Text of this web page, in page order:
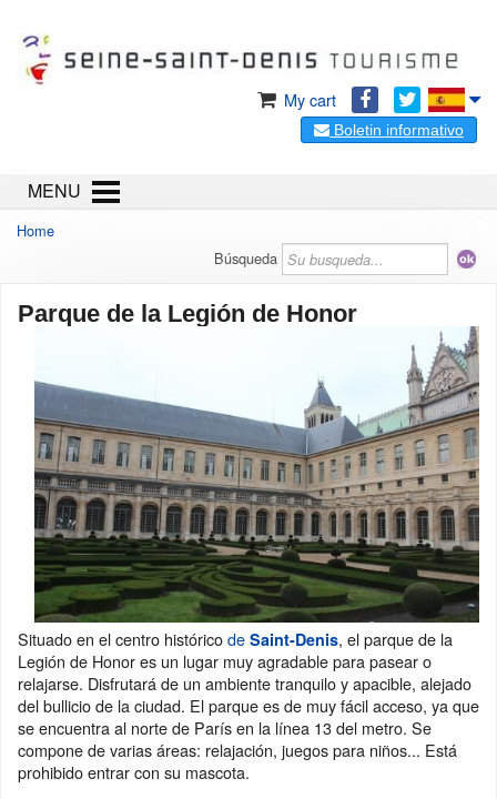
My cart
Boletin informativo
MENU
Home
Búsqueda
Parque de la Legión de Honor
Situado en el centro históricode Saint-Denis, el parque de la
Legión de Honor es un lugar muy agradable para pasear o
relajarse. Disfrutará de un ambiente tranquilo y apacible, alejado
del bullicio de la ciudad. El parque es de muy fácil acceso, ya que
se encuentra al norte de París en la línea 13 del metro. Se
compone de varias áreas: relajación, juegos para niños... Está
prohibido entrar con su mascota.